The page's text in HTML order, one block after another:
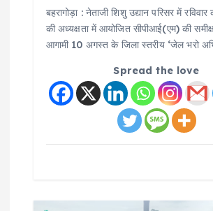
बहरागोड़ा : नेताजी शिशु उद्यान परिसर में
की अध्यक्षता में आयोजित सीपीआई(एम) की
आगामी 10 अगस्त के जिला स्तरीय ‘जेल भरो
Spread the love